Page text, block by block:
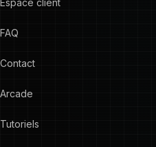
FAQ
Contact
Arcade
Tutoriels